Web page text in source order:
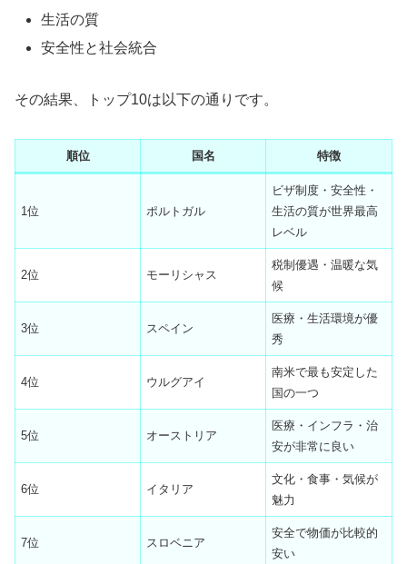
生活の質
安全性と社会統合
その結果、トップ10は以下の通りです。
順位 国名 特徴
1位 ポルトガル
ビザ制度・安全性・
生活の質が世界最高
レベル
2位 モーリシャス
税制優遇・温暖な気
候
3位 スペイン
医療・生活環境が優
秀
4位 ウルグアイ
南米で最も安定した
国の一つ
5位 オーストリア
医療・インフラ・治
安が非常に良い
6位 イタリア
文化・食事・気候が
魅力
7位 スロベニア
安全で物価が比較的
安い